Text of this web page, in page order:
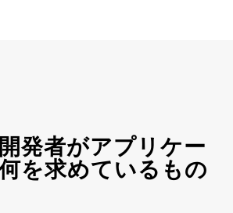
発者がアプリケー
を求めているもの